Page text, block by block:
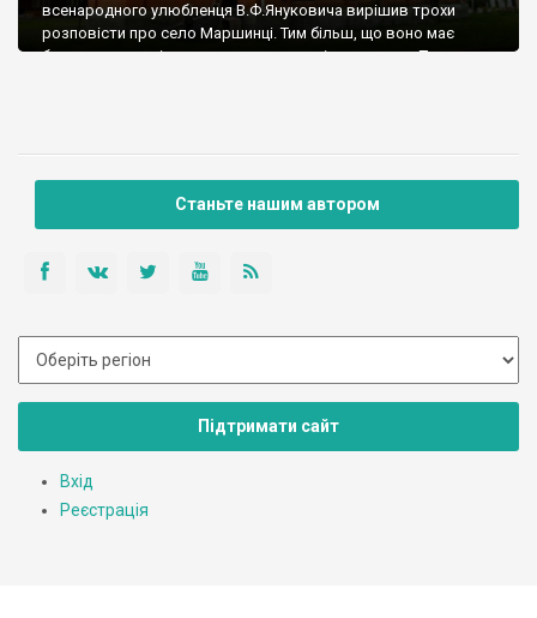
всенародного улюбленця В.Ф.Януковича вирішив трохи
розповісти про село Маршинці. Тим більш, що воно має
безпосереднє відношення до сьогоднішнього дня. Тут
знаходиться майже на в’їзді в село в невеликому переулку
Станьте нашим автором
Підтримати сайт
Вхід
Реєстрація